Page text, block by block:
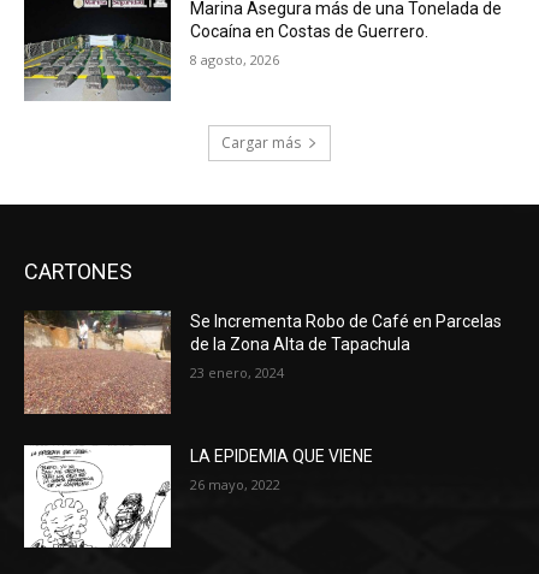
Marina Asegura más de una Tonelada de
Cocaína en Costas de Guerrero.
8 agosto, 2026
Cargar más
CARTONES
Se Incrementa Robo de Café en Parcelas
de la Zona Alta de Tapachula
23 enero, 2024
LA EPIDEMIA QUE VIENE
26 mayo, 2022